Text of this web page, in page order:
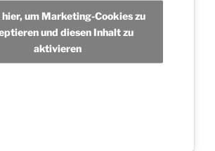
um Marketing-Cookies zu
und diesen Inhalt zu
aktivieren